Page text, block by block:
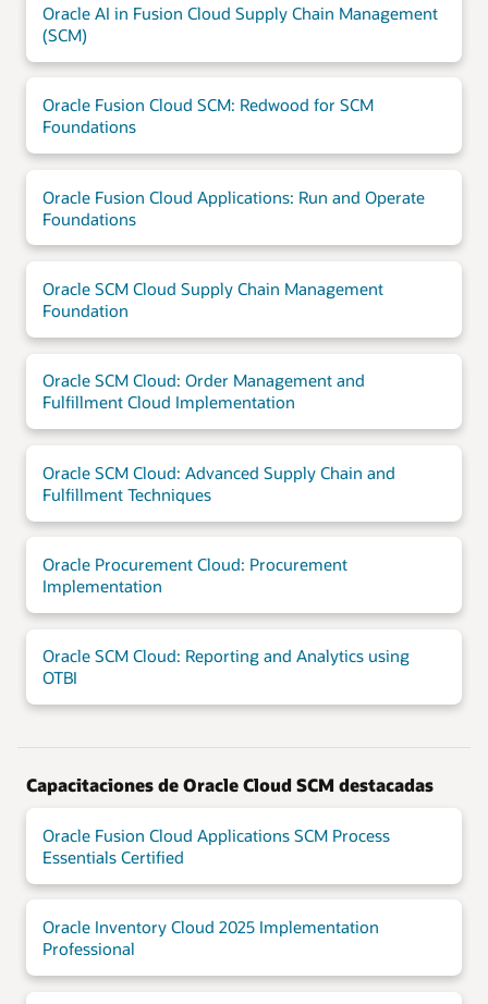
Oracle AI in Fusion Cloud Supply Chain Management
(SCM)
Oracle Fusion Cloud SCM: Redwood for SCM
Foundations
Oracle Fusion Cloud Applications: Run and Operate
Foundations
Oracle SCM Cloud Supply Chain Management
Foundation
Oracle SCM Cloud: Order Management and
Fulfillment Cloud Implementation
Oracle SCM Cloud: Advanced Supply Chain and
Fulfillment Techniques
Oracle Procurement Cloud: Procurement
Implementation
Oracle SCM Cloud: Reporting and Analytics using
OTBI
Capacitaciones de Oracle Cloud SCM destacadas
Oracle Fusion Cloud Applications SCM Process
Essentials Certified
Oracle Inventory Cloud 2025 Implementation
Professional